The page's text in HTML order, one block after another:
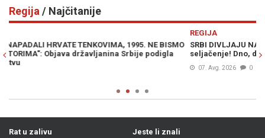
Regija / Najčitanije
SRBI DIVLJAJU NA LJETOVANJU: "Ne moramo slušati vaše
seljačenje! Dno, dna"
Rat u zalivu
Jeste li znali